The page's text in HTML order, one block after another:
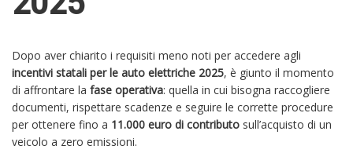
Dopo aver chiarito i requisiti meno noti per accedere agli
incentivi statali per le auto elettriche 2025, è giunto il momento
di affrontare la fase operativa: quella in cui bisogna raccogliere
documenti, rispettare scadenze e seguire le corrette procedure
per ottenere fino a 11.000 euro di contributo sull’acquisto di un
veicolo a zero emissioni.